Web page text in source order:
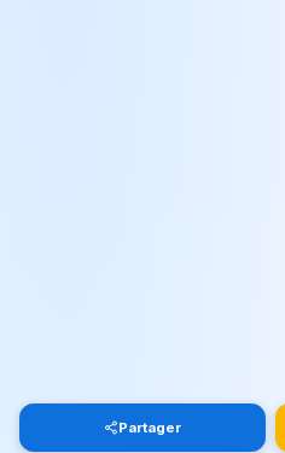
Partager